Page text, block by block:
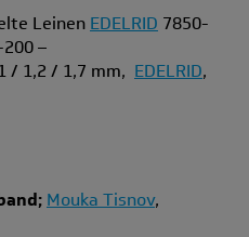
Leinen EDELRID 7850-
–
/ 1,2 / 1,7 mm, EDELRID,
Mouka Tisnov,